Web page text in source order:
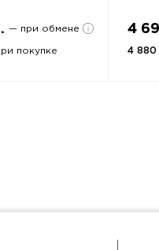
— при обмене
покупке
4
4 880